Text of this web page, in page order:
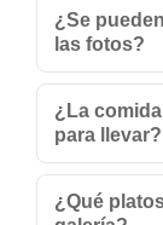
¿Se
las fotos?
¿La
para llevar?
¿Qué